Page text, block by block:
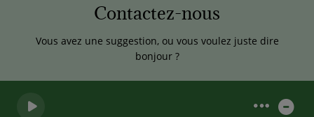
Contactez-nous
Vous avez une suggestion, ou vous voulez juste dire
bonjour ?